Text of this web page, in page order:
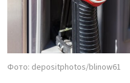
Фото: depositphotos/blinow61